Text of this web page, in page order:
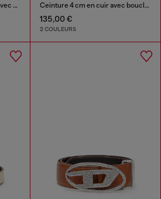
Ceinture 1.5 cm fine en cuir avec boucle sculpturale Ceinture 4 cm en cuir avec boucle à logo Oval D mate
135,00 €
2 COULEURS